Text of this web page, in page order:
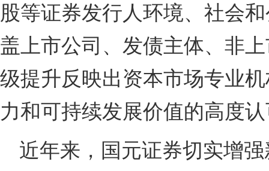
股等证券发行人环境、社会
盖上市公司、发债主体、非
级提升反映出资本市场专业
力和可持续发展价值的高度
近年来，国元证券切实增